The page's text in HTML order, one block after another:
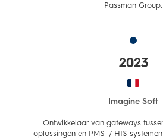
Passman Group.
2023
Imagine Soft
Ontwikkelaar van gateways
oplossingen en PMS- / HIS-